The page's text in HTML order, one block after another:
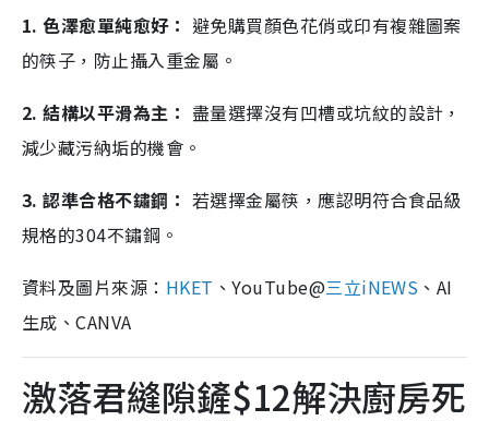
1. 色澤愈單純愈好： 避免購買顏色花俏或印有複雜圖案
的筷子，防止攝入重金屬。
2. 結構以平滑為主： 盡量選擇沒有凹槽或坑紋的設計，
減少藏污納垢的機會。
3. 認準合格不鏽鋼： 若選擇金屬筷，應認明符合食品級
規格的304不鏽鋼。
資料及圖片來源： HKET 、YouTube@三立iNEWS 、AI
生成、CANVA
激落君縫隙鏟$12解決廚房死